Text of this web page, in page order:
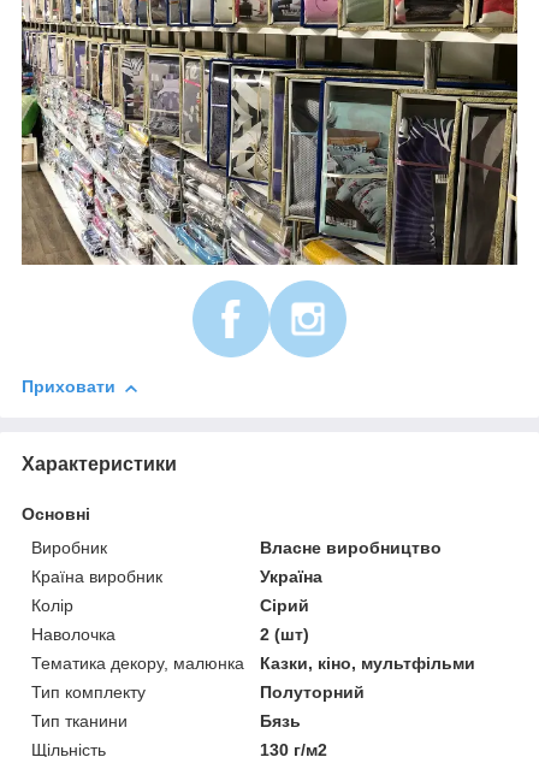
Приховати
Характеристики
Основні
Виробник
Власне виробництво
Країна виробник
Україна
Колір
Сірий
Наволочка
2 (шт)
Тематика декору, малюнка
Казки, кіно, мультфільми
Тип комплекту
Полуторний
Тип тканини
Бязь
Щільність
130 г/м2